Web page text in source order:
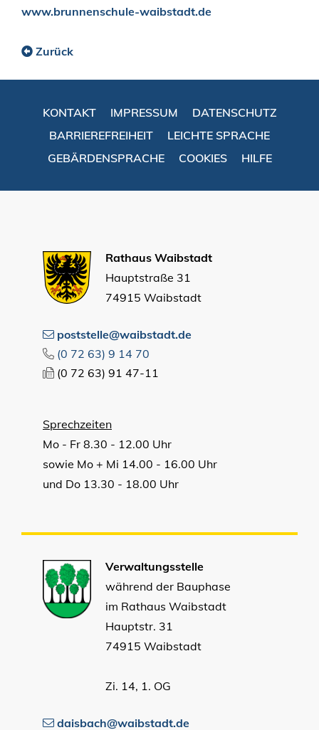
www.brunnenschule-waibstadt.de
Zurück
KONTAKT IMPRESSUM
DATENSCHUTZ
BARRIEREFREIHEIT
LEICHTE SPRACHE
GEBÄRDENSPRACHE
COOKIES HILFE
Rathaus Waibstadt
Hauptstraße 31
74915 Waibstadt
poststelle@waibstadt.de
(0 72 63) 9 14 70
(0 72 63) 91 47-11
Sprechzeiten
Mo - Fr 8.30 - 12.00 Uhr
sowie Mo + Mi 14.00 - 16.00 Uhr
und Do 13.30 - 18.00 Uhr
Verwaltungsstelle
während der Bauphase
im Rathaus Waibstadt
Hauptstr. 31
74915 Waibstadt
Zi. 14, 1. OG
daisbach@waibstadt.de